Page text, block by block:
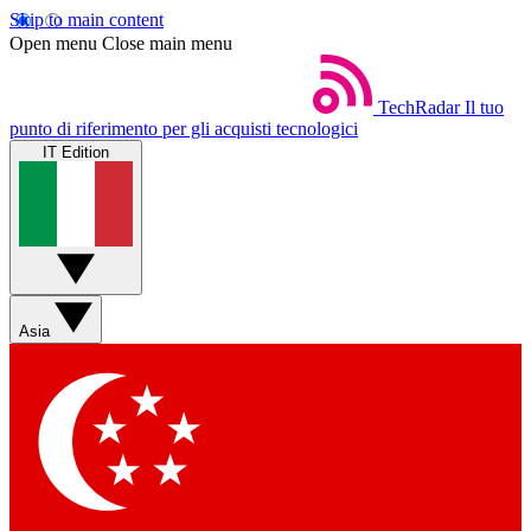
Skip to main content
Open menu Close main menu
TechRadar Il tuo
punto di riferimento per gli acquisti tecnologici
IT Edition
Asia